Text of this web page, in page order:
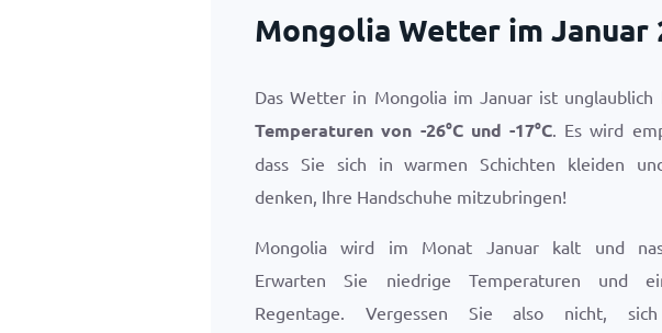
Mongolia Wetter im Januar
Das Wetter in Mongolia im Januar ist
Temperaturen von -26°Cund -17°C. Es wird
dass Sie sich in warmen Schichten kleiden
denken, Ihre Handschuhe mitzubringen!
Mongolia wird im Monat Januar kalt und
Erwarten Sie niedrige Temperaturen und
Regentage. Vergessen Sie also nicht,